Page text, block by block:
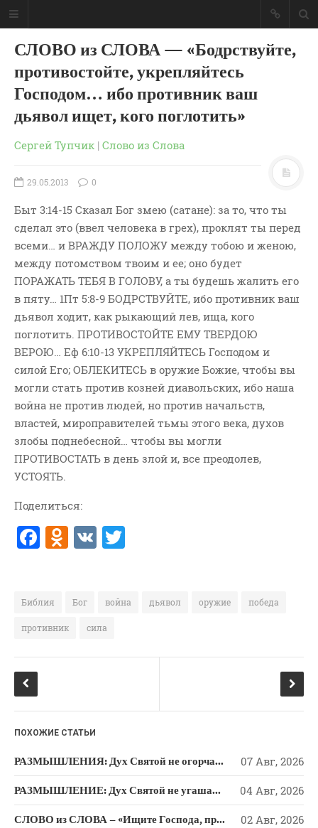
МОИ КНИГИ
СЛОВО-АУДИО
СЛОВО-ВИДЕО
ВОПРОСЫ ПАСТОРУ
КОНТАКТ
РУБРИКИ
Беседы По Бытие
Заметки
Изображения
Информация
Книга "Второе Пришествие
Мини-Проповеди
Проповедь-Видео
Пришествие ИХ"
Семинары Для Лидеров/
Служителей
СЛОВО из СЛОВА — «Бодрствуйте,
противостойте, укрепляйтесь
Господом… ибо противник ваш
дьявол ищет, кого поглотить»
Сергей Тупчик | Слово из Слова
29.05.2013 0
Быт 3:14-15 Сказал Бог змею (сатане): за то, что ты
сделал это (ввел человека в грех), проклят ты перед
всеми… и ВРАЖДУ ПОЛОЖУ между тобою и женою,
между потомством твоим и ее; оно будет
ПОРАЖАТЬ ТЕБЯ В ГОЛОВУ, а ты будешь жалить его
в пяту… 1Пт 5:8-9 БОДРСТВУЙТЕ, ибо противник ваш
дьявол ходит, как рыкающий лев, ища, кого
поглотить. ПРОТИВОСТОЙТЕ ЕМУ ТВЕРДОЮ
ВЕРОЮ… Еф 6:10-13 УКРЕПЛЯЙТЕСЬ Господом и
силой Его; ОБЛЕКИТЕСЬ в оружие Божие, чтобы вы
могли стать против козней диавольских, ибо наша
война не против людей, но против начальств,
властей, мироправителей тьмы этого века, духов
злобы поднебесной… чтобы вы могли
ПРОТИВОСТАТЬ в день злой и, все преодолев,
УСТОЯТЬ.
Поделиться:
F
a
e
b
o
O
d
o
kl
a
ki
V
K
te
Библия Бог война дьявол оружие победа
противник сила
ПОХОЖИЕ СТАТЬИ
РАЗМЫШЛЕНИЯ: Дух Святой не огорчайте и не оскорбляйте! 07 Авг, 2026
РАЗМЫШЛЕНИЕ: Дух Святой не угашайте! 04 Авг, 2026
СЛОВО из СЛОВА – «Ищите Господа, призывайте Его» (Исаии 55) 02 Авг, 2026